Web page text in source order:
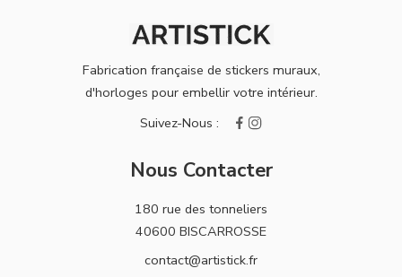
Fabrication française de stickers muraux,
d'horloges pour embellir votre intérieur.
Nous Contacter
180 rue des tonneliers
40600 BISCARROSSE
contact@artistick.fr